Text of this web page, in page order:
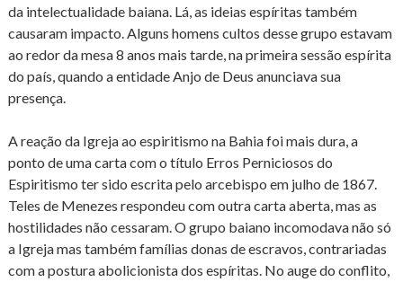
da intelectualidade baiana. Lá, as ideias espíritas também
causaram impacto. Alguns homens cultos desse grupo estavam
ao redor da mesa 8 anos mais tarde, na primeira sessão espírita
do país, quando a entidade Anjo de Deus anunciava sua
presença.
A reação da Igreja ao espiritismo na Bahia foi mais dura, a
ponto de uma carta com o título Erros Perniciosos do
Espiritismo ter sido escrita pelo arcebispo em julho de 1867.
Teles de Menezes respondeu com outra carta aberta, mas as
hostilidades não cessaram. O grupo baiano incomodava não só
a Igreja mas também famílias donas de escravos, contrariadas
com a postura abolicionista dos espíritas. No auge do conflito,